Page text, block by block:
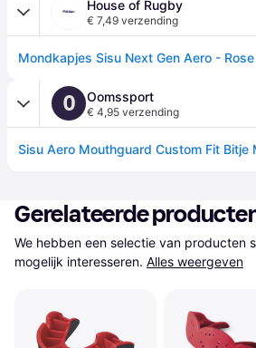
House of Rugby
€ 7,49 verzending
Mondkapjes Sisu Next Gen Aero - Rose
O Oomssport
€ 4,95 verzending
Sisu Aero Mouthguard Custom Fit Bitje
Gerelateerde
We hebben een selectie van producten
mogelijk interesseren. Alles weergeven